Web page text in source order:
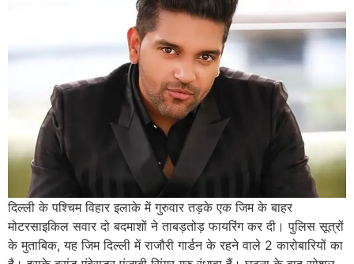
दिल्ली के पश्चिम विहार इलाके में गुरुवार तड़के एक जिम के बाहर
मोटरसाइकिल सवार दो बदमाशों ने ताबड़तोड़ फायरिंग कर दी। पुलिस सूत्रों
के मुताबिक, यह जिम दिल्ली में राजौरी गार्डन के रहने वाले 2 कारोबारियों का